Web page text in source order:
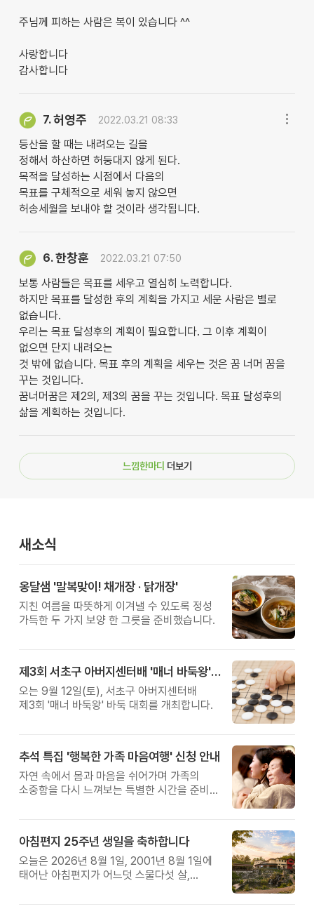
주님께 피하는 사람은 복이 있습니다 ^^
사랑합니다
감사합니다
7.허영주 2022.03.21 08:33
등산을 할 때는 내려오는 길을
정해서 하산하면 허둥대지 않게 된다.
목적을 달성하는 시점에서 다음의
목표를 구체적으로 세워 놓지 않으면
허송세월을 보내야 할 것이라 생각됩니다.
6.한창훈 2022.03.21 07:50
보통 사람들은 목표를 세우고 열심히 노력합니다.
하지만 목표를 달성한 후의 계획을 가지고 세운 사람은 별로
없습니다.
우리는 목표 달성후의 계획이 필요합니다. 그 이후 계획이
없으면 단지 내려오는
것 밖에 없습니다. 목표 후의 계획을 세우는 것은 꿈 너머 꿈을
꾸는 것입니다.
꿈너머꿈은 제2의, 제3의 꿈을 꾸는 것입니다. 목표 달성후의
삶을 계획하는 것입니다.
느낌한마디 더보기
새소식
옹달샘 '말복맞이! 채개장 · 닭개장'
지친 여름을 따뜻하게 이겨낼 수 있도록 정성
가득한 두 가지 보양 한 그릇을 준비했습니다.
제3회 서초구 아버지센터배 '매너 바둑왕' 대회
오는 9월 12일(토), 서초구 아버지센터배
제3회 '매너 바둑왕' 바둑 대회를 개최합니다.
추석 특집 '행복한 가족 마음여행' 신청 안내
자연 속에서 몸과 마음을 쉬어가며 가족의
소중함을 다시 느껴보는 특별한 시간을 준비해
아침편지 25주년 생일을 축하합니다
오늘은 2026년 8월 1일, 2001년 8월 1일에
태어난 아침편지가 어느덧 스물다섯 살,